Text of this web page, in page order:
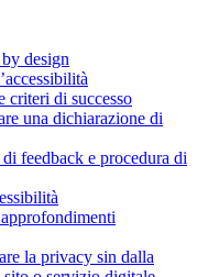
design
criteri di successo
una dichiarazione di
feedback e procedura di
la privacy sin dalla